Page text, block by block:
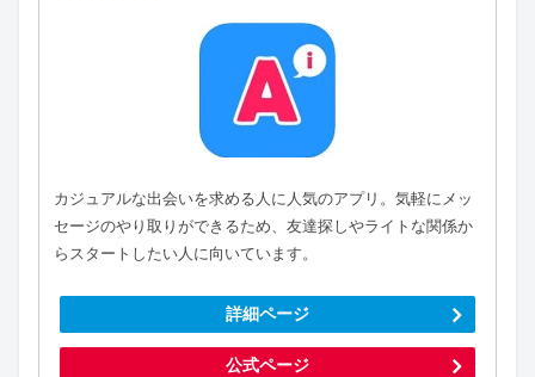
カジュアルな出会いを求める人に人気のアプリ。気軽にメッ
セージのやり取りができるため、友達探しやライトな関係か
らスタートしたい人に向いています。
詳細ページ
公式ページ